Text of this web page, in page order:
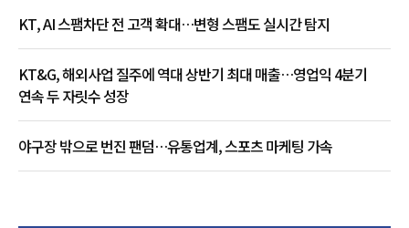
KT, AI 스팸차단 전 고객 확대…변형 스팸도 실시간 탐지
KT&G, 해외사업 질주에 역대 상반기 최대 매출…영업익 4분기
연속 두 자릿수 성장
야구장 밖으로 번진 팬덤…유통업계, 스포츠 마케팅 가속